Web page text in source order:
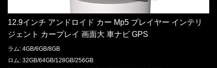
12.9インチ アンドロイド カー Mp5 プレイヤー インテリ
ジェント カープレイ 画面大 車ナビ GPS
ラム: 4GB/6GB/8GB
ロム: 32GB/64GB/128GB/256GB